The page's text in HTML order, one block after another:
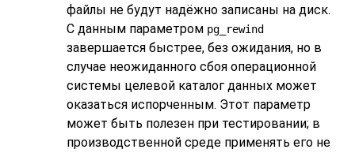
файлы не будут надёжно записаны на диск.
С данным параметром pg_rewind
завершается быстрее, без ожидания, но в
случае неожиданного сбоя операционной
системы целевой каталог данных может
оказаться испорченным. Этот параметр
может быть полезен при тестировании; в
производственной среде применять его не